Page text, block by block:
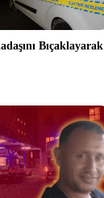
Bıçaklayarak